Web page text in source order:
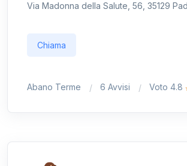
Via Madonna della Salute, 56, 35129
Chiama
Abano Terme 6 Avvisi Voto 4.8